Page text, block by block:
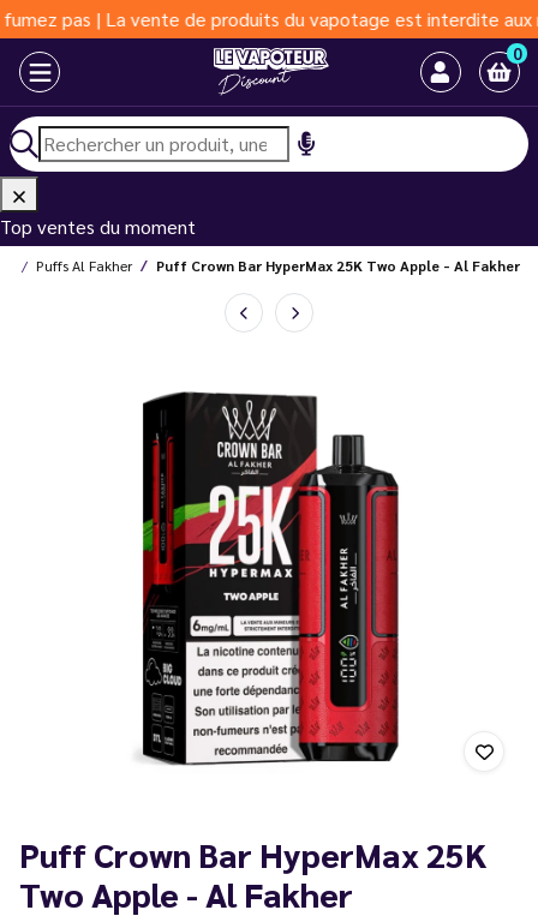
pas | La vente de produits du vapotage est interdite aux
0
Top ventes du moment
Puffs Al Fakher Puff Crown Bar HyperMax 25K Two Apple - Al Fakher
Puff Crown Bar HyperMax 25K
Two Apple - Al Fakher